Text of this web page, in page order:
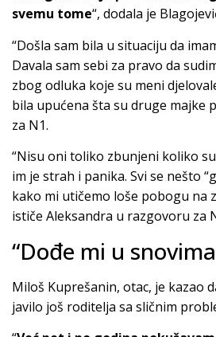
svemu tome“, dodala je
“Došla sam bila u situaciju da
Davala sam sebi za pravo da
zbog odluka koje su meni
bila upućena šta su druge majke
za N1.
“Nisu oni toliko zbunjeni koliko
im je strah i panika. Svi se nešto
kako mi utičemo loše pobogu na
ističe Aleksandra u razgovoru za
“Dođe mi u
Miloš Kuprešanin, otac, je kazao
javilo još roditelja sa sličnim